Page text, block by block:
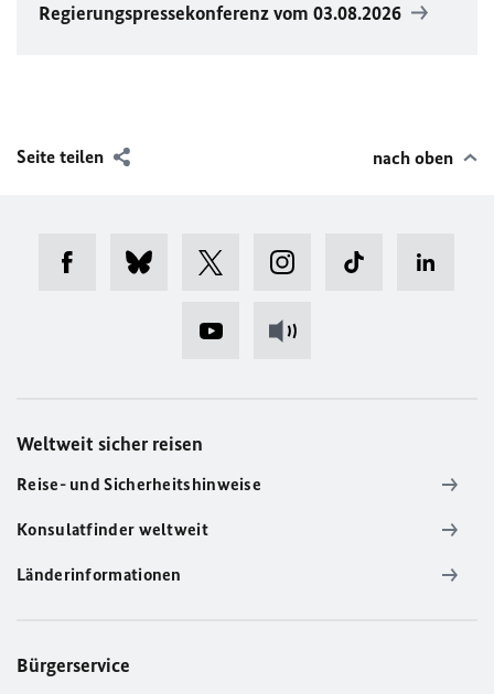
Regierungspressekonferenz vom 03.08.2026
Seite teilen nach oben
Weltweit sicher reisen
Reise- und Sicherheitshinweise
Konsulatfinder weltweit
Länderinformationen
Bürgerservice